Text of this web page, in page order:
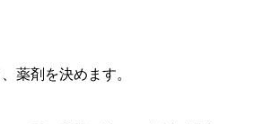
薬剤を決めます。